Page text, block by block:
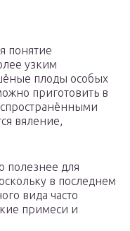
понятие
узким
плоды особых
приготовить в
вяление,
полезнее для
в последнем
вида часто
примеси и